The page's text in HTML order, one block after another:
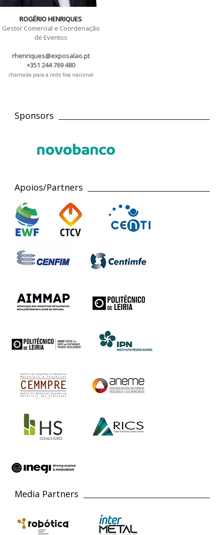
ROGÉRIO HENRIQUES
Gestor Comercial e Coordenação
de Eventos
rhenriques@exposalao.pt
+351 244 769 480
chamada para a rede fixa nacional
Sponsors
Apoios/Partners
Media Partners